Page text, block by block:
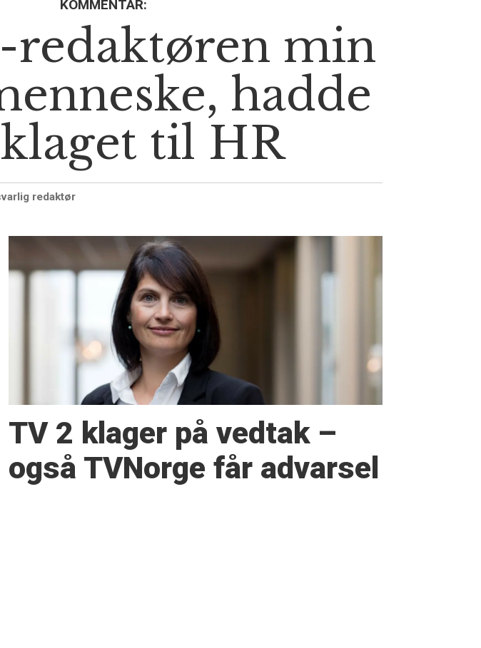
KOMMENTAR:
redaktøren min
hadde
til HR
redaktør
TV 2 klager på vedtak –
også TVNorge får advarsel